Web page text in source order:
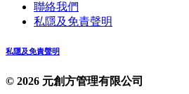
聯絡我們
私隱及免責聲明
私隱及免責聲明
© 2026 元創方管理有限公司